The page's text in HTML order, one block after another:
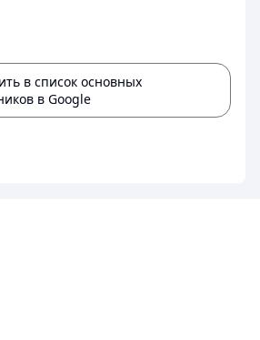
в список основных
в Google